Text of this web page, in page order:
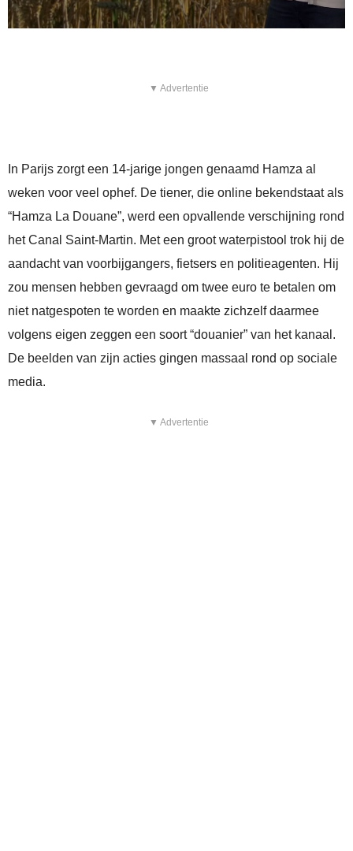
▼ Advertentie
In Parijs zorgt een 14-jarige jongen genaamd Hamza al
weken voor veel ophef. De tiener, die online bekendstaat als
“Hamza La Douane”, werd een opvallende verschijning rond
het Canal Saint-Martin. Met een groot waterpistool trok hij de
aandacht van voorbijgangers, fietsers en politieagenten. Hij
zou mensen hebben gevraagd om twee euro te betalen om
niet natgespoten te worden en maakte zichzelf daarmee
volgens eigen zeggen een soort “douanier” van het kanaal.
De beelden van zijn acties gingen massaal rond op sociale
media.
▼ Advertentie